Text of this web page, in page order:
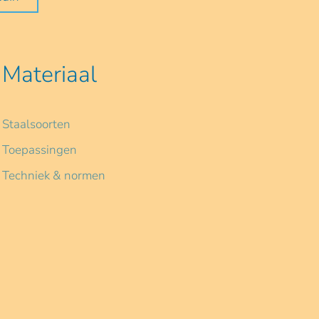
Materiaal
Staalsoorten
Toepassingen
Techniek & normen